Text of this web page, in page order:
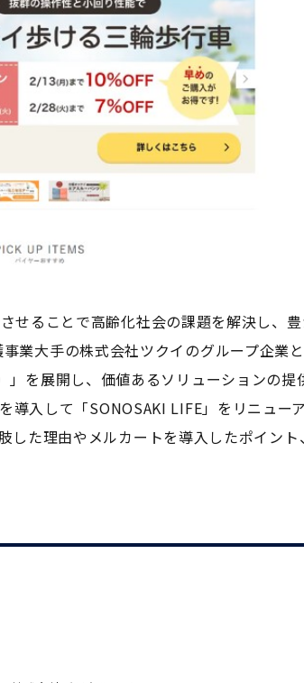
せることで高齢化社会の課題を解決し、
業大手の株式会社ツクイのグループ企業
」を展開し、価値あるソリューションの提
導入して「SONOSAKI LIFE」をリニュー
した理由やメルカートを導入したポイント